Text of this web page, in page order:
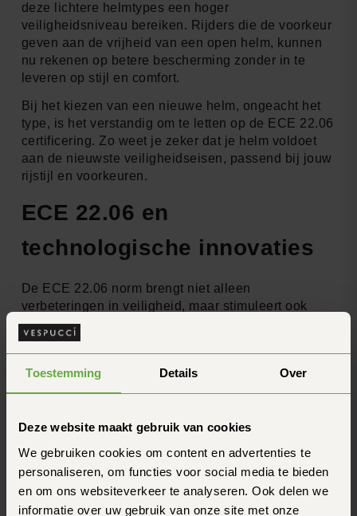
Toestemming Details Over
Deze website maakt gebruik van cookies
We gebruiken cookies om content en advertenties te
personaliseren, om functies voor social media te bieden
en om ons websiteverkeer te analyseren. Ook delen we
informatie over uw gebruik van onze site met onze
deze lichtere helmtypes een hoger
veiligheidsniveau bereiken. Rijders die de voorkeur
geven aan de vrijheid van een open helm, kunnen
nu rekenen op betere bescherming zonder in te
leveren op stijl en comfort.
Bij het kiezen van een nieuwe helm, ongeacht het
type, is het verstandig om te letten op de ECE 22.06
certificering. Zo weet je zeker dat je helm voldoet
aan de nieuwste veiligheidseisen, passend bij jouw
rijstijl en voorkeuren.
ECE 22.06 en
technologische innovaties
De ECE 22.06 norm brengt niet alleen
verbeteringen in veiligheid, maar stimuleert ook
technologische innovaties in de helmwereld. Deze
ontwikkelingen maken het motorrijden niet alleen
veiliger, maar ook comfortabeler en geavanceerder.
betere integratiemogelijkheden voor
communicatiesystemen. Dit betekent dat je
gemakkelijker hoogwaardige intercomsystemen
kunt installeren zonder de veiligheid van je helm te
compromitteren. Fabrikanten zoalsCardo